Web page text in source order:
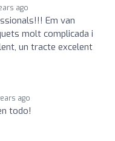
ago
Em van
molt complicada i
un tracte excelent
ago
todo!